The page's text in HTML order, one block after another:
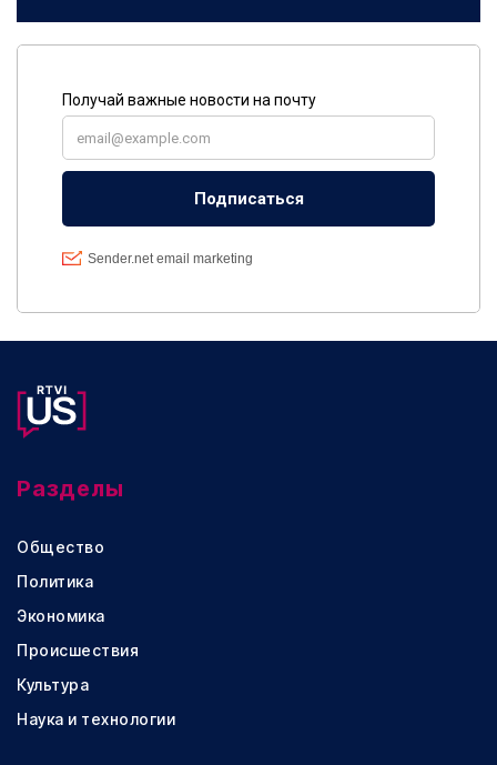
Разделы
Общество
Политика
Экономика
Происшествия
Культура
Наука и технологии